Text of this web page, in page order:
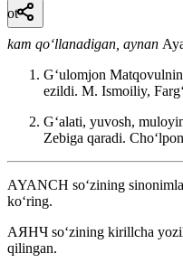
ot
kam qo‘llanadigan, aynan
Gʻulomjon
ezildi. M. Ismoiliy,
Gʻalati, yuvosh,
Zebiga qaradi.
AYANCH so‘zining
ko‘ring.
АЯНЧ so‘zining kirillcha
qilingan.